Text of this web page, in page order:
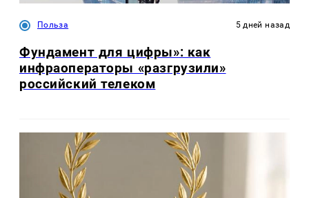
Польза 5 дней назад
Фундамент для цифры»: как
инфраоператоры «разгрузили»
российский телеком